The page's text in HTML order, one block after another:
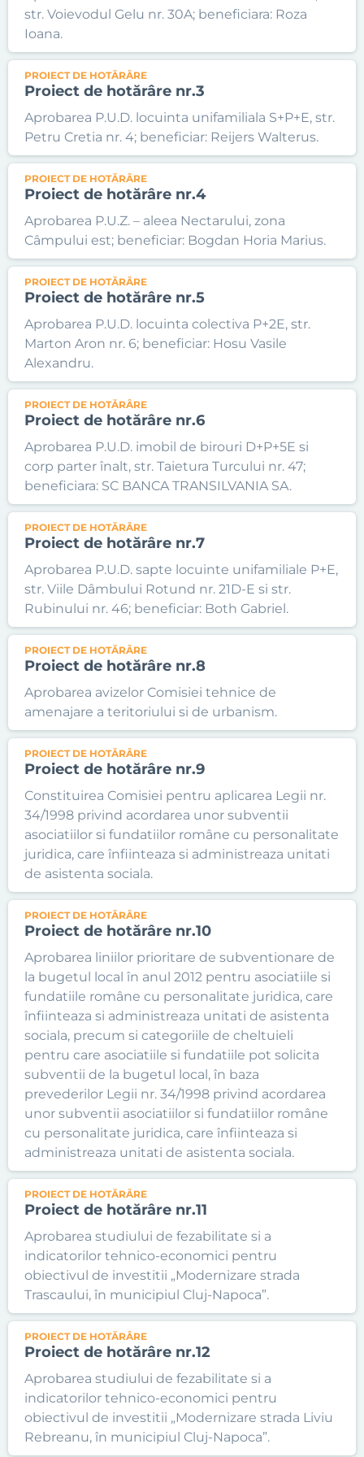
str. Voievodul Gelu nr. 30A; beneficiara: Roza
Ioana.
PROIECT DE HOTĂRÂRE
Proiect de hotărâre nr.3
Aprobarea P.U.D. locuinta unifamiliala S+P+E, str.
Petru Cretia nr. 4; beneficiar: Reijers Walterus.
PROIECT DE HOTĂRÂRE
Proiect de hotărâre nr.4
Aprobarea P.U.Z. – aleea Nectarului, zona
Câmpului est; beneficiar: Bogdan Horia Marius.
PROIECT DE HOTĂRÂRE
Proiect de hotărâre nr.5
Aprobarea P.U.D. locuinta colectiva P+2E, str.
Marton Aron nr. 6; beneficiar: Hosu Vasile
Alexandru.
PROIECT DE HOTĂRÂRE
Proiect de hotărâre nr.6
Aprobarea P.U.D. imobil de birouri D+P+5E si
corp parter înalt, str. Taietura Turcului nr. 47;
beneficiara: SC BANCA TRANSILVANIA SA.
PROIECT DE HOTĂRÂRE
Proiect de hotărâre nr.7
Aprobarea P.U.D. sapte locuinte unifamiliale P+E,
str. Viile Dâmbului Rotund nr. 21D-E si str.
Rubinului nr. 46; beneficiar: Both Gabriel.
PROIECT DE HOTĂRÂRE
Proiect de hotărâre nr.8
Aprobarea avizelor Comisiei tehnice de
amenajare a teritoriului si de urbanism.
PROIECT DE HOTĂRÂRE
Proiect de hotărâre nr.9
Constituirea Comisiei pentru aplicarea Legii nr.
34/1998 privind acordarea unor subventii
asociatiilor si fundatiilor române cu personalitate
juridica, care înfiinteaza si administreaza unitati
de asistenta sociala.
PROIECT DE HOTĂRÂRE
Proiect de hotărâre nr.10
Aprobarea liniilor prioritare de subventionare de
la bugetul local în anul 2012 pentru asociatiile si
fundatiile române cu personalitate juridica, care
înfiinteaza si administreaza unitati de asistenta
sociala, precum si categoriile de cheltuieli
pentru care asociatiile si fundatiile pot solicita
subventii de la bugetul local, în baza
prevederilor Legii nr. 34/1998 privind acordarea
unor subventii asociatiilor si fundatiilor române
cu personalitate juridica, care înfiinteaza si
administreaza unitati de asistenta sociala.
PROIECT DE HOTĂRÂRE
Proiect de hotărâre nr.11
Aprobarea studiului de fezabilitate si a
indicatorilor tehnico-economici pentru
obiectivul de investitii „Modernizare strada
Trascaului, în municipiul Cluj-Napoca”.
PROIECT DE HOTĂRÂRE
Proiect de hotărâre nr.12
Aprobarea studiului de fezabilitate si a
indicatorilor tehnico-economici pentru
obiectivul de investitii „Modernizare strada Liviu
Rebreanu, în municipiul Cluj-Napoca”.